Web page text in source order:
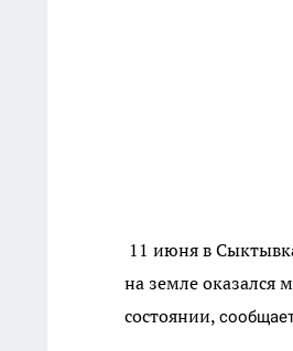
11 июня в
на земле оказался
состоянии,